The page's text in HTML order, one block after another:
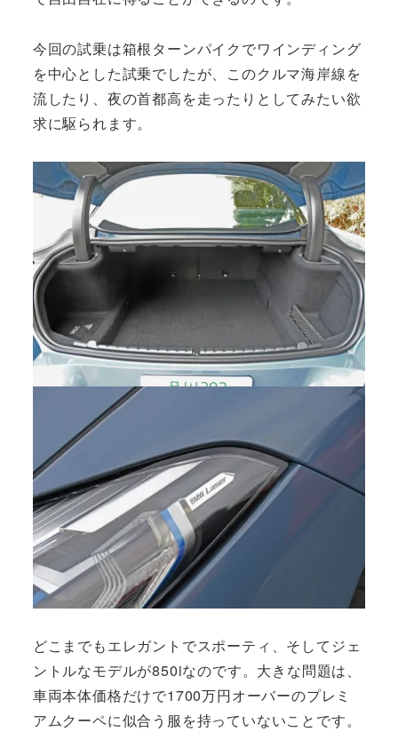
今回の試乗は箱根ターンパイクでワインディング
を中心とした試乗でしたが、このクルマ海岸線を
流したり、夜の首都高を走ったりとしてみたい欲
求に駆られます。
どこまでもエレガントでスポーティ、そしてジェ
ントルなモデルが850iなのです。大きな問題は、
車両本体価格だけで1700万円オーバーのプレミ
アムクーペに似合う服を持っていないことです。